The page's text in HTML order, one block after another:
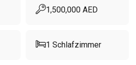
1,500,000 AED
1 Schlafzimmer